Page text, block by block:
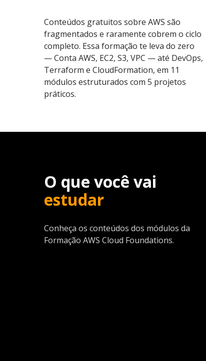
Conteúdos gratuitos sobre AWS são
fragmentados e raramente cobrem o ciclo
completo. Essa formação te leva do zero
— Conta AWS, EC2, S3, VPC — até DevOps,
Terraform e CloudFormation, em 11
módulos estruturados com 5 projetos
práticos.
O que você vai
estudar
Conheça os conteúdos dos módulos da
Formação AWS Cloud Foundations.